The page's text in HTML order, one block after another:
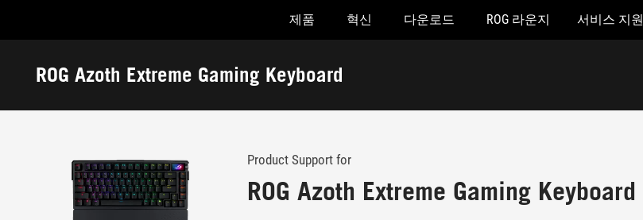
Accessibility links
제품 혁신 다운로드 ROG 라운지 서비스 지원
ROG Azoth Extreme Gaming Keyboard
지
Product Support for
ROG Azoth Extreme Gaming Keyboard